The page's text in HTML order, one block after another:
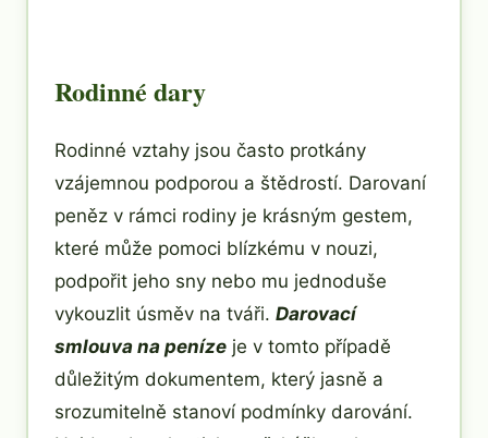
Rodinné dary
Rodinné vztahy jsou často protkány
vzájemnou podporou a štědrostí. Darovaní
peněz v rámci rodiny je krásným gestem,
které může pomoci blízkému v nouzi,
podpořit jeho sny nebo mu jednoduše
vykouzlit úsměv na tváři. Darovací
smlouva na peníze je v tomto případě
důležitým dokumentem, který jasně a
srozumitelně stanoví podmínky darování.